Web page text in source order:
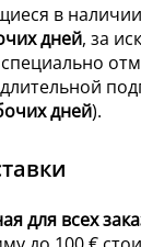
в
дней, за
дней).
для всех